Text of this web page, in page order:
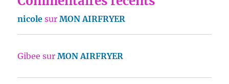
nicole surMON AIRFRYER
Gibee surMON AIRFRYER